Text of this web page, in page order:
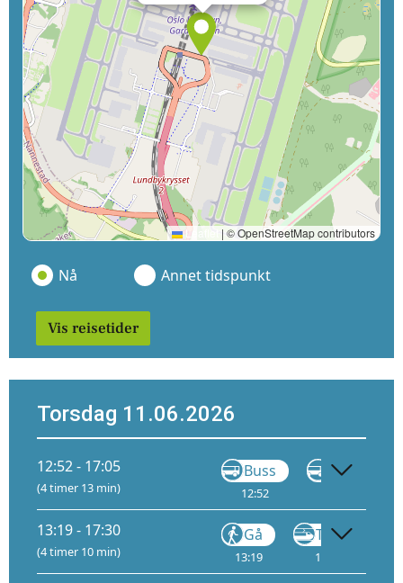
Leaflet | © OpenStreetMap contributors
Nå Annet tidspunkt
Vis reisetider
Torsdag 11.06.2026
12:52 - 17:05
(4 timer 13 min)
Buss
12:52
Buss
13:19 - 17:30
(4 timer 10 min)
Gå
13:19
Tog R60
13:20